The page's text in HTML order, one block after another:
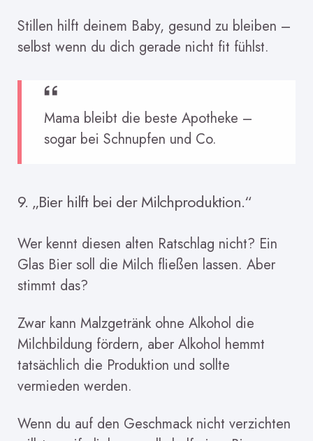
Stillen hilft deinem Baby, gesund zu bleiben –
selbst wenn du dich gerade nicht fit fühlst.
Mama bleibt die beste Apotheke –
sogar bei Schnupfen und Co.
9. „Bier hilft bei der Milchproduktion.“
Wer kennt diesen alten Ratschlag nicht? Ein
Glas Bier soll die Milch fließen lassen. Aber
stimmt das?
Zwar kann Malzgetränk ohne Alkohol die
Milchbildung fördern, aber Alkohol hemmt
tatsächlich die Produktion und sollte
vermieden werden.
Wenn du auf den Geschmack nicht verzichten